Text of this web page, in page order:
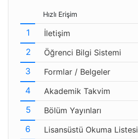
Hızlı Erişim
İletişim
Öğrenci Bilgi Sistemi
Formlar / Belgeler
Akademik Takvim
Bölüm Yayınları
Lisansüstü Okuma Listesi